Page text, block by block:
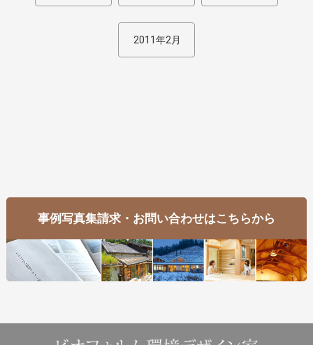
2011年2月
事例写真集請求・お問い合わせはこちらから